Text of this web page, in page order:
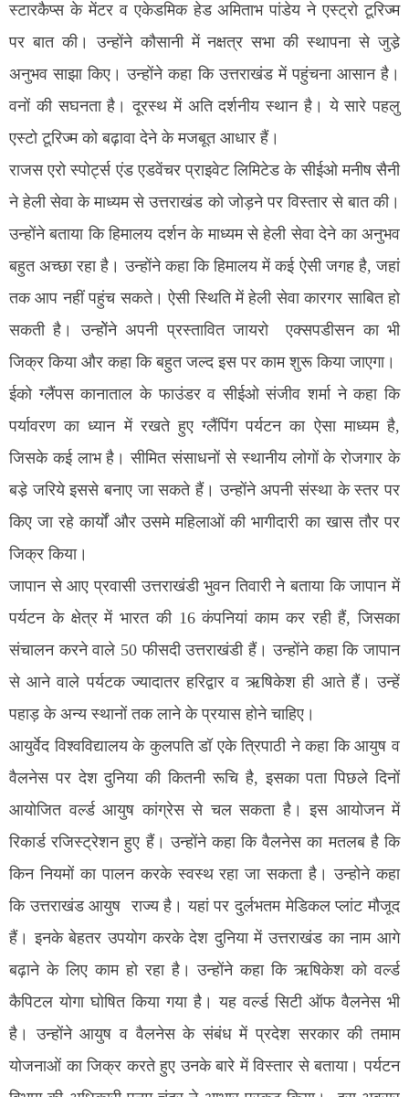
स्टारकैप्स के मेंटर व एकेडमिक हेड अमिताभ पांडेय ने एस्ट्रो टूरिज्म
पर बात की। उन्होंने कौसानी में नक्षत्र सभा की स्थापना से जुडे़
अनुभव साझा किए। उन्होंने कहा कि उत्तराखंड में पहुंचना आसान है।
वनों की सघनता है। दूरस्थ में अति दर्शनीय स्थान है। ये सारे पहलु
एस्टो टूरिज्म को बढ़ावा देने के मजबूत आधार हैं।
राजस एरो स्पोर्ट्स एंड एडवेंचर प्राइवेट लिमिटेड के सीईओ मनीष सैनी
ने हेली सेवा के माध्यम से उत्तराखंड को जोड़ने पर विस्तार से बात की।
उन्होंने बताया कि हिमालय दर्शन के माध्यम से हेली सेवा देने का अनुभव
बहुत अच्छा रहा है। उन्होंने कहा कि हिमालय में कई ऐसी जगह है, जहां
तक आप नहीं पहुंच सकते। ऐसी स्थिति में हेली सेवा कारगर साबित हो
सकती है। उन्होेंने अपनी प्रस्तावित जायरो एक्सपडीसन का भी
जिक्र किया और कहा कि बहुत जल्द इस पर काम शुरू किया जाएगा।
ईको ग्लैंपस कानाताल के फाउंडर व सीईओ संजीव शर्मा ने कहा कि
पर्यावरण का ध्यान में रखते हुए ग्लैंपिंग पर्यटन का ऐसा माध्यम है,
जिसके कई लाभ है। सीमित संसाधनों से स्थानीय लोगों के रोजगार के
बडे़ जरिये इससे बनाए जा सकते हैं। उन्होंने अपनी संस्था के स्तर पर
किए जा रहे कार्यों और उसमे महिलाओं की भागीदारी का खास तौर पर
जिक्र किया।
जापान से आए प्रवासी उत्तराखंडी भुवन तिवारी ने बताया कि जापान में
पर्यटन के क्षेत्र में भारत की 16 कंपनियां काम कर रही हैं, जिसका
संचालन करने वाले 50 फीसदी उत्तराखंडी हैं। उन्होंने कहा कि जापान
से आने वाले पर्यटक ज्यादातर हरिद्वार व ऋषिकेश ही आते हैं। उन्हें
पहाड़ के अन्य स्थानों तक लाने के प्रयास होने चाहिए।
आयुर्वेद विश्वविद्यालय के कुलपति डॉ एके त्रिपाठी ने कहा कि आयुष व
वैलनेस पर देश दुनिया की कितनी रूचि है, इसका पता पिछले दिनों
आयोजित वर्ल्ड आयुष कांग्रेस से चल सकता है। इस आयोजन में
रिकार्ड रजिस्ट्रेशन हुए हैं। उन्होंने कहा कि वैलनेस का मतलब है कि
किन नियमों का पालन करके स्वस्थ रहा जा सकता है। उन्होने कहा
कि उत्तराखंड आयुष राज्य है। यहां पर दुर्लभतम मेडिकल प्लांट मौजूद
हैं। इनके बेहतर उपयोग करके देश दुनिया में उत्तराखंड का नाम आगे
बढ़ाने के लिए काम हो रहा है। उन्होंने कहा कि ऋषिकेश को वर्ल्ड
कैपिटल योगा घोषित किया गया है। यह वर्ल्ड सिटी ऑफ वैलनेस भी
है। उन्होंने आयुष व वैलनेस के संबंध में प्रदेश सरकार की तमाम
योजनाओं का जिक्र करते हुए उनके बारे में विस्तार से बताया। पर्यटन